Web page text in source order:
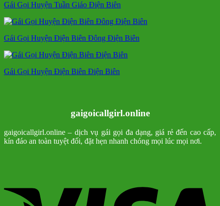
Gái Gọi Huyện Tuần Giáo Điện Biên
Gái Gọi Huyện Điện Biên Đông Điện Biên
Gái Gọi Huyện Điện Biên Điện Biên
gaigoicallgirl.online
gaigoicallgirl.online – dịch vụ gái gọi đa dạng, giá rẻ đến cao cấp,
kín đáo an toàn tuyệt đối, đặt hẹn nhanh chóng mọi lúc mọi nơi.